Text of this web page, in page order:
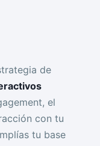
de
el
con tu
tu base